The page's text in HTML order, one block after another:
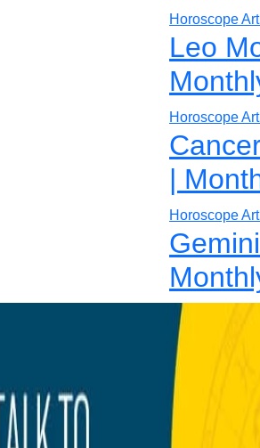
Horoscope
Leo
Horoscope
|
Horoscope